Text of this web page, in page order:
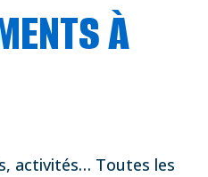
À
activités… Toutes les